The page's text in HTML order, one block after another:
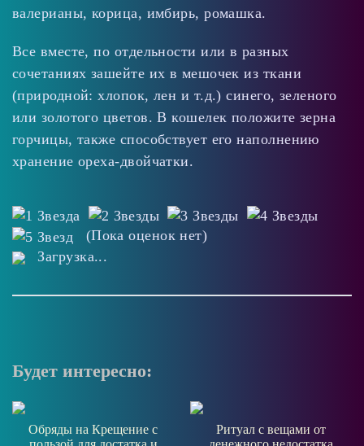
валерианы, корица, имбирь, ромашка.
Все вместе, по отдельности или в разных
сочетаниях зашейте их в мешочек из ткани
(природной: хлопок, лен и т.д.) синего, зеленого
или золотого цветов. В кошелек положите зерна
горчицы, также способствует его наполнению
хранение ореха-двойчатки.
(Пока оценок нет)
Загрузка...
Будет интересно:
Обряды на Крещение с
Ритуал с вещами от